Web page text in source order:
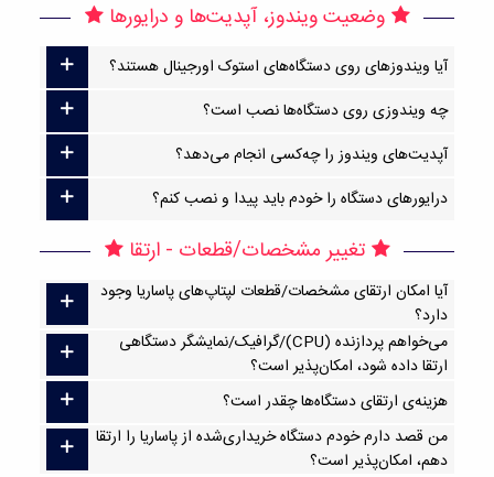
وضعیت ویندوز، آپدیت‌ها و درایورها
آیا ویندوزهای روی دستگاه‌های استوک اورجینال هستند؟
چه ویندوزی روی دستگاه‌ها نصب است؟
آپدیت‌های ویندوز را چه‌کسی انجام می‌دهد؟
درایورهای دستگاه را خودم باید پیدا و نصب کنم؟
تغییر مشخصات/قطعات - ارتقا
آیا امکان ارتقا‌ی مشخصات/قطعات لپتاپ‌های پاساریا وجود
دارد؟
می‌خواهم پردازنده (CPU)/گرافیک/نمایشگر دستگاهی
ارتقا داده شود، امکان‌پذیر است؟
هزینه‌ی ارتقای دستگاه‌ها چقدر است؟
من قصد دارم خودم دستگاه خریداری‌شده از پاساریا را ارتقا
دهم، امکان‌پذیر است؟